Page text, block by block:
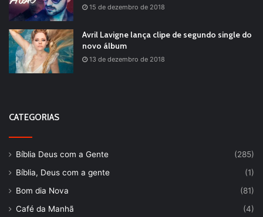
15 de dezembro de 2018
Avril Lavigne lança clipe de segundo single do
novo álbum
13 de dezembro de 2018
CATEGORIAS
Bíblia Deus com a Gente
(285)
Bíblia, Deus com a gente
(1)
Bom dia Nova
(81)
Café da Manhã
(4)